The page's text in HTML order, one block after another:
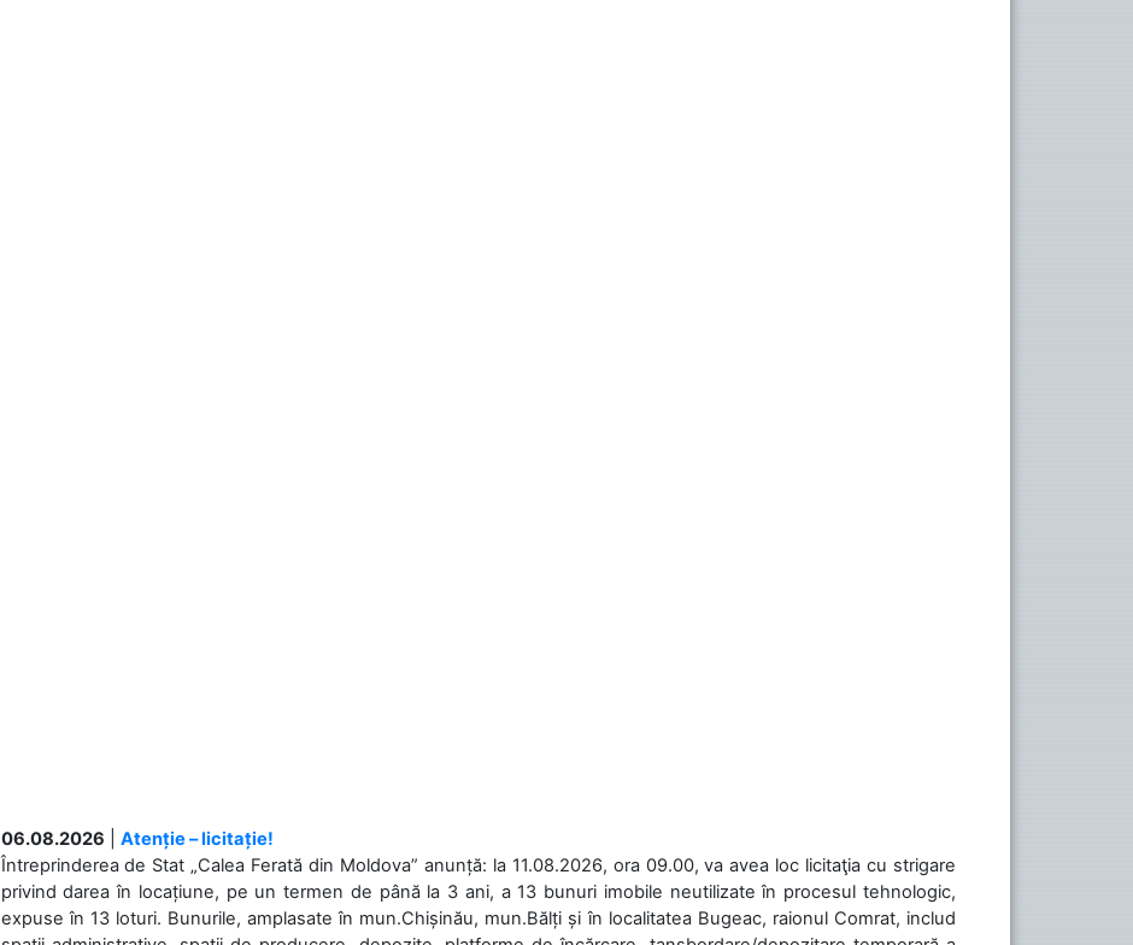
06.08.2026
Atenție – licitație!
Întreprinderea de Stat „Calea Ferată din Moldova” anunță: la 11.08.2026, ora 09.00, va avea loc licitaţia cu strigare
privind darea în locațiune, pe un termen de până la 3 ani, a 13 bunuri imobile neutilizate în procesul tehnologic,
expuse în 13 loturi. Bunurile, amplasate în mun.Chișinău, mun.Bălți și în localitatea Bugeac, raionul Comrat, includ